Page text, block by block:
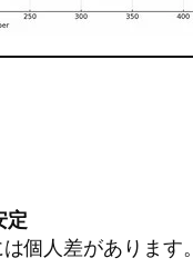
定
個人差があります。